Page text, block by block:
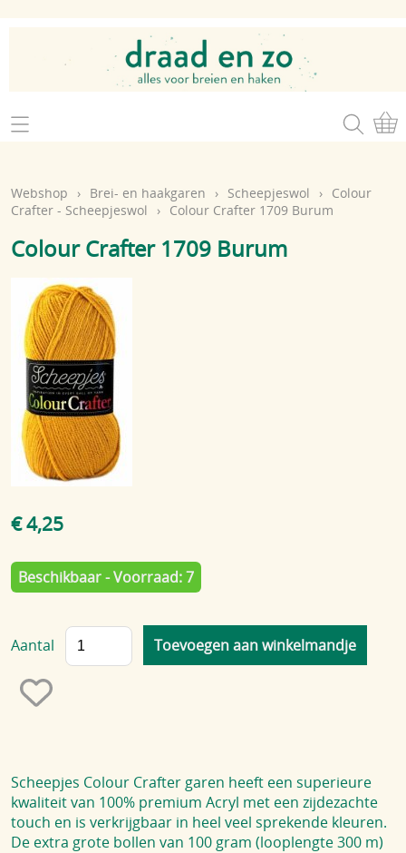
Home
Brei- en haakgaren
Brei- en haakbenodigdheden
Magazines
Cadeaubon
Workshops
Mijn account
Openingsuren
Brei- en haakatelier
Atelier op zondag
Contact
Blog
Webshop › Brei- en haakgaren › Scheepjeswol › Colour
Crafter - Scheepjeswol
› Colour Crafter 1709 Burum
Colour Crafter 1709 Burum
€ 4,25
Beschikbaar - Voorraad: 7
Aantal
Scheepjes Colour Crafter garen heeft een superieure
kwaliteit van 100% premium Acryl met een zijdezachte
touch en is verkrijgbaar in heel veel sprekende kleuren.
De extra grote bollen van 100 gram (looplengte 300 m)